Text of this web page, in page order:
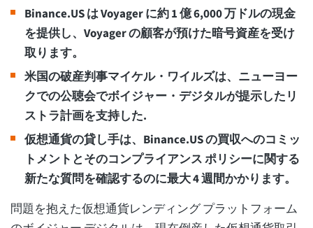
Binance.US は Voyager に約 1 億 6,000 万ドルの現金
を提供し、Voyager の顧客が預けた暗号資産を受け
取ります。
米国の破産判事マイケル・ワイルズは、ニューヨー
クでの公聴会でボイジャー・デジタルが提示したリ
ストラ計画を支持した.
仮想通貨の貸し手は、Binance.US の買収へのコミッ
トメントとそのコンプライアンス ポリシーに関する
新たな質問を確認するのに最大 4 週間かかります。
問題を抱えた仮想通貨レンディング プラットフォーム